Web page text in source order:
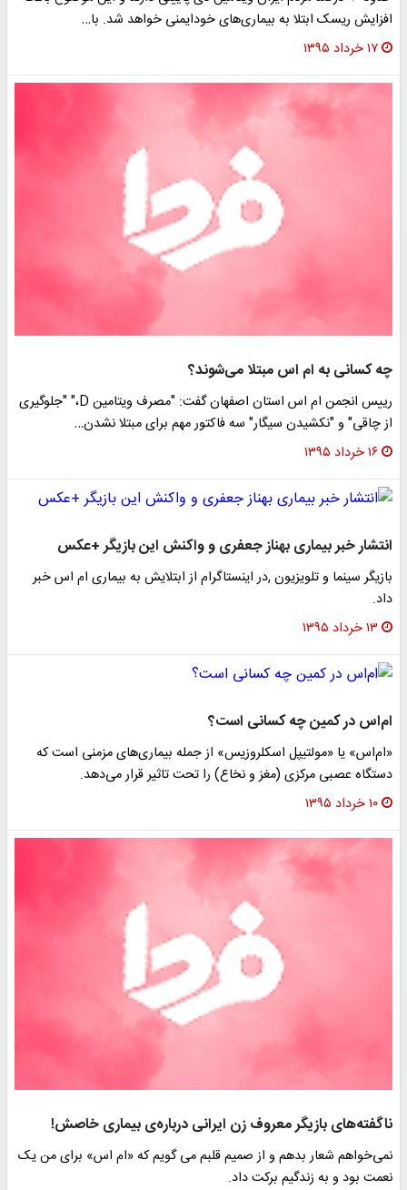
افزایش ریسک ابتلا به بیماری‌های خودایمنی خواهد شد. با…
۱۷ خرداد ۱۳۹۵
چه کسانی به ام اس مبتلا می‌شوند؟
رییس انجمن ام اس استان اصفهان گفت: "مصرف ویتامین D،" "جلوگیری
از چاقی" و "نکشیدن سیگار" سه فاکتور مهم برای مبتلا نشدن…
۱۶ خرداد ۱۳۹۵
انتشار خبر بیماری بهناز جعفری و واکنش این بازیگر +عکس
بازیگر سینما و تلویزیون ,در اینستاگرام از ابتلایش به بیماری ام اس خبر
داد.
۱۳ خرداد ۱۳۹۵
ام‌اس در کمین چه کسانی است؟
«ام‌اس» یا «مولتیپل اسکلروزیس» از جمله بیماری‌ها‌ی مزمنی است که
دستگاه عصبی مرکزی (مغز و نخاع) را تحت تاثیر قرار می‌دهد.
۱۰ خرداد ۱۳۹۵
ناگفته‌های بازیگر معروف زن ایرانی درباره‌ی بیماری خاصش!
نمی‌خواهم شعار بدهم و از صمیم قلبم می گویم که «ام اس» برای من یک
نعمت بود و به زندگیم برکت داد.